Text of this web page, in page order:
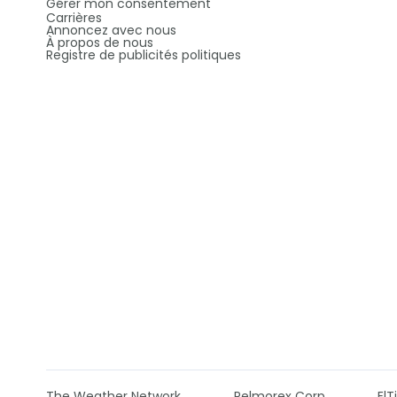
Gérer mon consentement
Carrières
Annoncez avec nous
À propos de nous
Registre de publicités politiques